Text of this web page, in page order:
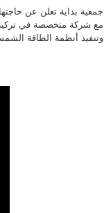
جمعية بداية تعلن عن حاجتها
مع شركة متخصصة في
وتنفيذ أنظمة الطاقة